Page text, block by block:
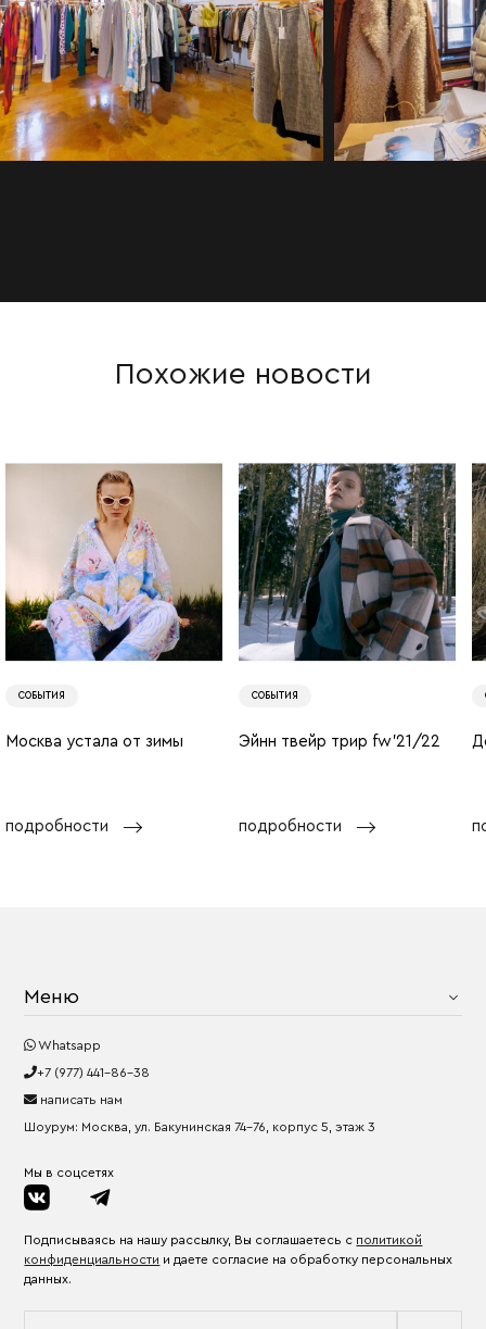
Похожие новости
СОБЫТИЯ
Москва устала от зимы
подробности
СОБЫТИЯ
Эйнн твейр трир fw'21/22
подробности
Меню
Whatsapp
+7 (977) 441-86-38
написать нам
Шоурум: Москва, ул. Бакунинская 74-76, корпус 5, этаж 3
Мы в соцсетях
Подписываясь на нашу рассылку, Вы соглашаетесь с политикой
конфиденциальности и даете согласие на обработку персональных
данных.